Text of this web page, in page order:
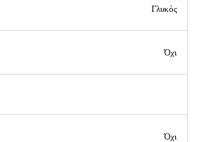
Γλυκός
Όχι
Όχι